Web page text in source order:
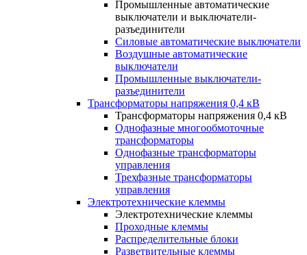
Промышленные автоматические
выключатели и выключатели-
разъединители
Силовые автоматические выключатели
Воздушные автоматические
выключатели
Промышленные выключатели-
разъединители
Трансформаторы напряжения 0,4 кВ
Трансформаторы напряжения 0,4 кВ
Однофазные многообмоточные
трансформаторы
Однофазные трансформаторы
управления
Трехфазные трансформаторы
управления
Электротехнические клеммы
Электротехнические клеммы
Проходные клеммы
Распределительные блоки
Разветвительные клеммы